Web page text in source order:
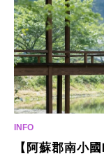
【阿蘇郡南小